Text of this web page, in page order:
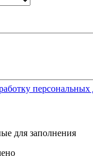
для заполнения